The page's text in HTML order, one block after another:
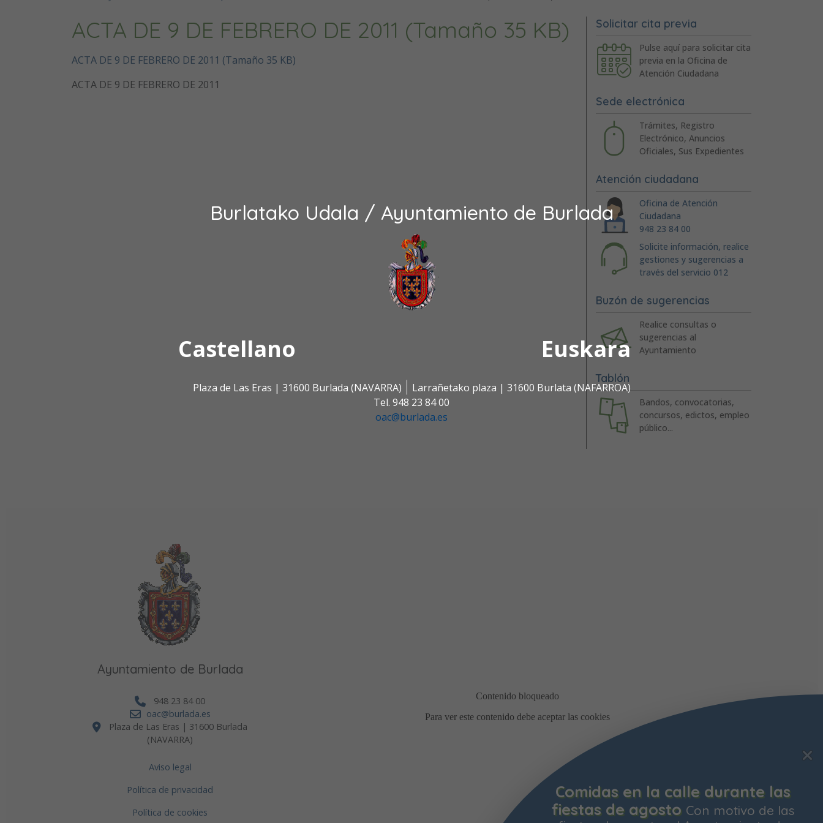
Burlatako Udala / Ayuntamiento de Burlada
Castellano Euskara
Plaza de Las Eras | 31600 Burlada (NAVARRA)
Larrañetako plaza | 31600 Burlata (NAFARROA)
Tel. 948 23 84 00
oac@burlada.es
Comidas en la calle durante las
fiestas de agosto Con motivo de las
ACTA DE 9 DE FEBRERO DE 2011 (Tamaño 35 KB)
ACTA DE 9 DE FEBRERO DE 2011 (Tamaño 35 KB)
ACTA DE 9 DE FEBRERO DE 2011
Solicitar cita previa
Pulse aquí para solicitar cita
previa en la Oficina de
Atención Ciudadana
Sede electrónica
Trámites, Registro
Electrónico, Anuncios
Oficiales, Sus Expedientes
Atención ciudadana
Oficina de Atención
Ciudadana
948 23 84 00
Solicite información, realice
gestiones y sugerencias a
través del servicio 012
Buzón de sugerencias
Realice consultas o
sugerencias al
Ayuntamiento
Tablón
Bandos, convocatorias,
concursos, edictos, empleo
público...
Ayuntamiento de Burlada
948 23 84 00
oac@burlada.es
Plaza de Las Eras | 31600 Burlada
(NAVARRA)
Aviso legal
Política de privacidad
Política de cookies